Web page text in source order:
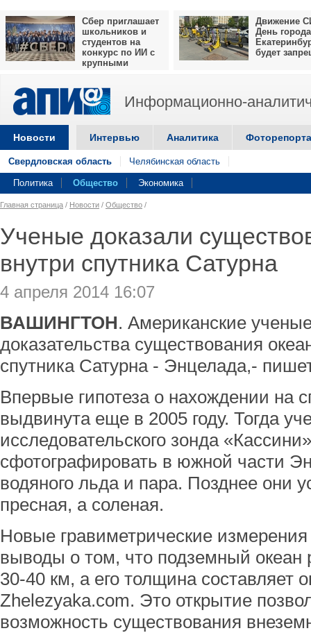
Сбер приглашает
школьников и
студентов на
конкурс по ИИ с
крупными
Движение
День города
будет
Информационно-
Новости Интервью Аналитика
Свердловская область Челябинская область
Политика Общество Экономика
Главная страница / Новости / Общество /
Ученые доказали
внутри спутника Сатурна
4 апреля 2014 16:07
ВАШИНГТОН. Американские
доказательства существования
спутника Сатурна - Энцелада,-
Впервые гипотеза о нахождении на
выдвинута еще в 2005 году. Тогда
исследовательского зонда
сфотографировать в южной части
водяного льда и пара. Позднее они
пресная, а соленая.
Новые гравиметрические
выводы о том, что подземный океан
30-40 км, а его толщина составляет
Zhelezyaka.com. Это открытие
возможность существования